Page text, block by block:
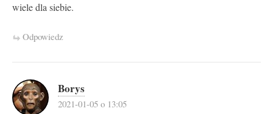
wiele dla siebie.
Odpowiedz
Borys
2021-01-05 o 13:05